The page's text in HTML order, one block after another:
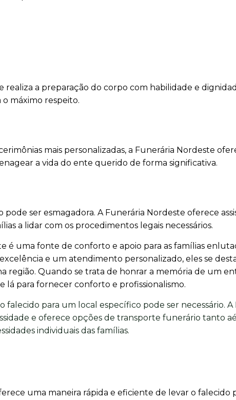
realiza a preparação do corpo com habilidade e
máximo respeito.
mais personalizadas, a Funerária Nordeste
a vida do ente querido de forma significativa.
ser esmagadora. A Funerária Nordeste oferece
a lidar com os procedimentos legais necessários.
é uma fonte de conforto e apoio para as famílias
e um atendimento personalizado, eles se
região. Quando se trata de honrar a memória de um
lá para fornecer conforto e profissionalismo.
falecido para um local específico pode ser necessário. A
e oferece opções de transporte funerário tanto
individuais das famílias.
uma maneira rápida e eficiente de levar o falecido